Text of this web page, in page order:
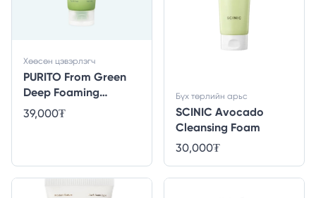
PURITO From Green
Deep Foaming
Cleanser_GLOBAL
[150ml]
Хөөсөн цэвэрлэгч
39,000₮
SCINIC Avocado
Cleansing Foam
Бүх төрлийн арьс
30,000₮